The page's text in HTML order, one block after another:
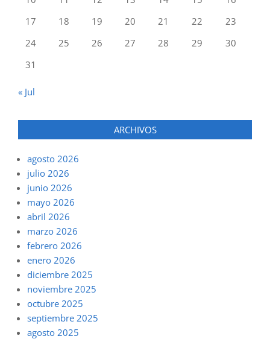
17
18 19 20 21 22
23
24
25 26 27 28 29
30
31
« Jul
ARCHIVOS
agosto 2026
julio 2026
junio 2026
mayo 2026
abril 2026
marzo 2026
febrero 2026
enero 2026
diciembre 2025
noviembre 2025
octubre 2025
septiembre 2025
agosto 2025